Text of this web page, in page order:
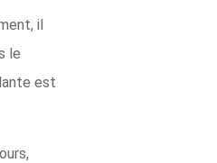
il
le
est